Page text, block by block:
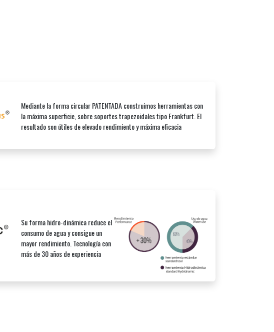
Mediante la forma circular PATENTADA construimos herramientas con
la máxima superficie, sobre soportes trapezoidales tipo Frankfurt. El
resultado son útiles de elevado rendimiento y máxima eficacia
Su forma hidro-dinámica reduce el
consumo de agua y consigue un
mayor rendimiento. Tecnología con
más de 30 años de experiencia